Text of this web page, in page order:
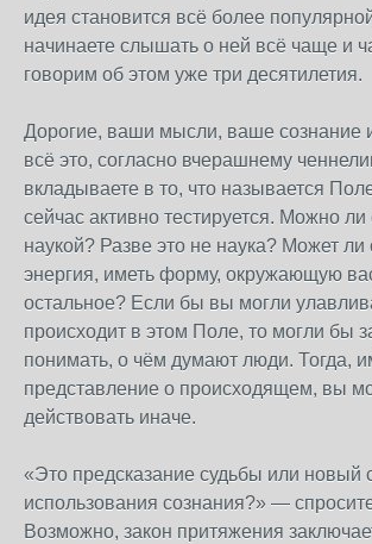
идея становится всё более
начинаете слышать о ней всё чаще и
говорим об этом уже три десятилетия.
Дорогие, ваши мысли, ваше
всё это, согласно вчерашнему
вкладываете в то, что называется
сейчас активно тестируется. Можно ли
наукой? Разве это не наука? Может ли
энергия, иметь форму, окружающую
остальное? Если бы вы могли
происходит в этом Поле, то могли бы
понимать, о чём думают люди. Тогда,
представление о происходящем, вы
действовать иначе.
«Это предсказание судьбы или новый
использования сознания?» —
Возможно, закон притяжения